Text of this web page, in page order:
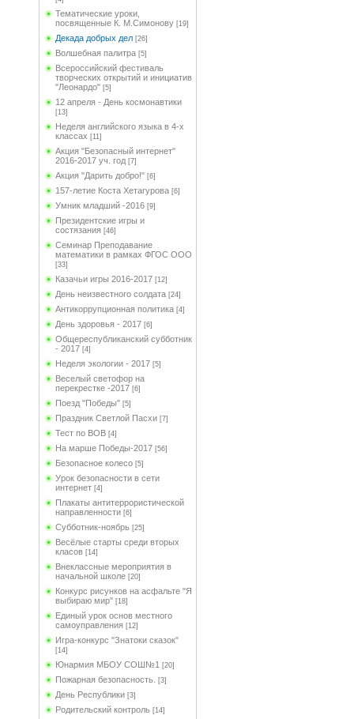
Тематические уроки,
посвященные К. М.Симонову [19]
Декада добрых дел [26]
Волшебная палитра [5]
Всероссийский фестиваль
творческих открытий и инициатив
"Леонардо" [5]
12 апреля - День космонавтики
[13]
Неделя английского языка в 4-х
классах [11]
Акция "Безопасный интернет"
2016-2017 уч. год [7]
Акция "Дарить добро!" [6]
157-летие Коста Хетагурова [6]
Умник младший -2016 [9]
Президентские игры и
состязания [46]
Семинар Преподавание
математики в рамках ФГОС ООО
[33]
Казачьи игры 2016-2017 [12]
День неизвестного солдата [24]
Антикоррупционная политика [4]
День здоровья - 2017 [6]
Общереспубликанский субботник
- 2017 [4]
Неделя экологии - 2017 [5]
Веселый светофор на
перекрестке -2017 [6]
Поезд "Победы" [5]
Праздник Светлой Пасхи [7]
Тест по ВОВ [4]
На марше Победы-2017 [56]
Безопасное колесо [5]
Урок безопасности в сети
интернет [4]
Плакаты антитеррористической
направленности [6]
Субботник-ноябрь [25]
Весёлые старты среди вторых
класов [14]
Внеклассные мероприятия в
начальной школе [20]
Конкурс рисунков на асфальте "Я
выбираю мир" [18]
Единый урок основ местного
самоуправления [12]
Игра-конкурс "Знатоки сказок"
[14]
Юнармия МБОУ СОШ№1 [20]
Пожарная безопасность. [3]
День Республики [3]
Родительский контроль [14]